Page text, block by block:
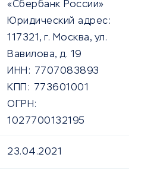
«Сбербанк России»
Юридический адрес:
117321, г. Москва, ул.
Вавилова, д. 19
ИНН:
7707083893
КПП:
773601001
ОГРН:
1027700132195
23.04.2021